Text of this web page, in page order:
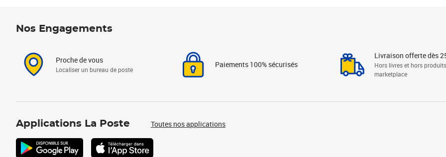
Nos Engagements
Proche de vous
Localiser un bureau de poste
Paiements 100% sécurisés
Livraison offerte dès
Hors livres et hors produits
marketplace
Applications La Poste Toutes nos applications